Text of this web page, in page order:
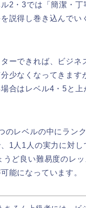
2・3では「簡潔・丁
説得し巻き込んでい
ーできれば、ビジネ
少なくなってきます
合はレベル4・5と上
のレベルの中にラン
1人1人の実力に対し
うど良い難易度のレ
能になっています。